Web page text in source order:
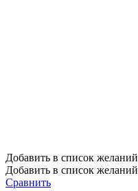
Добавить в список желаний
Добавить в список желаний
Сравнить